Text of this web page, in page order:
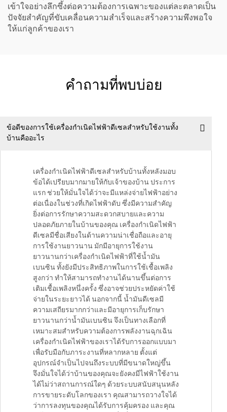
เข้าใจอย่างลึกซึ้งต่อความต้องการเฉพาะของแต่ละตลาดเป็น
ปัจจัยสำคัญที่ขับเคลื่อนความสำเร็จและสร้างความพึงพอใจ
ให้แก่ลูกค้าของเรา
คำถามที่พบบ่อย
ข้อดีของการใช้เครื่องกำเนิดไฟฟ้าดีเซลสำหรับใช้งานทั้ง
บ้านคืออะไร
เครื่องกำเนิดไฟฟ้าดีเซลสำหรับบ้านทั้งหลังมอบ
ข้อได้เปรียบมากมายให้กับเจ้าของบ้าน ประการ
แรก ช่วยให้มั่นใจได้ว่าจะมีแหล่งจ่ายไฟฟ้าอย่าง
ต่อเนื่องในช่วงที่เกิดไฟฟ้าดับ ซึ่งมีความสำคัญ
ยิ่งต่อการรักษาความสะดวกสบายและความ
ปลอดภัยภายในบ้านของคุณ เครื่องกำเนิดไฟฟ้า
ดีเซลมีชื่อเสียงในด้านความน่าเชื่อถือและอายุ
การใช้งานยาวนาน มักมีอายุการใช้งาน
ยาวนานกว่าเครื่องกำเนิดไฟฟ้าที่ใช้น้ำมัน
เบนซิน ทั้งยังมีประสิทธิภาพในการใช้เชื้อเพลิง
สูงกว่า ทำให้สามารถทำงานได้นานขึ้นต่อการ
เติมเชื้อเพลิงหนึ่งครั้ง ซึ่งอาจช่วยประหยัดค่าใช้
จ่ายในระยะยาวได้ นอกจากนี้ น้ำมันดีเซลมี
ความเสถียรมากกว่าและมีอายุการเก็บรักษา
ยาวนานกว่าน้ำมันเบนซิน จึงเป็นทางเลือกที่
เหมาะสมสำหรับความต้องการพลังงานฉุกเฉิน
เครื่องกำเนิดไฟฟ้าของเราได้รับการออกแบบมา
เพื่อรับมือกับภาระงานที่หลากหลาย ตั้งแต่
อุปกรณ์จำเป็นไปจนถึงระบบที่มีขนาดใหญ่ขึ้น
จึงมั่นใจได้ว่าบ้านของคุณจะยังคงมีไฟฟ้าใช้งาน
ได้ไม่ว่าสถานการณ์ใดๆ ด้วยระบบสนับสนุนหลัง
การขายระดับโลกของเรา คุณสามารถวางใจได้
ว่าการลงทุนของคุณได้รับการคุ้มครอง และคุณ